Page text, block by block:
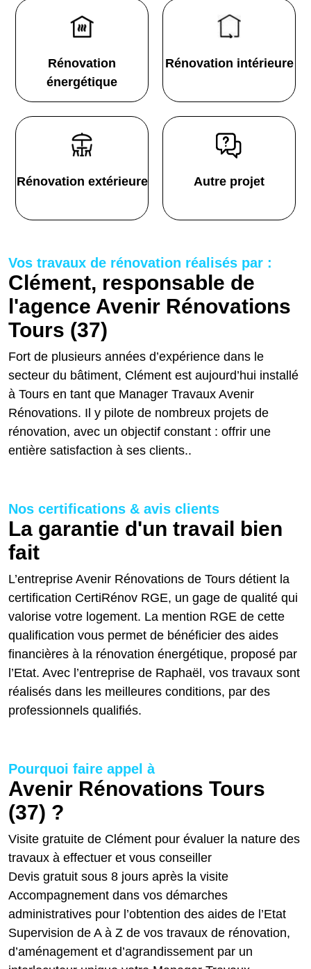
Rénovation
énergétique
Rénovation intérieure
Rénovation extérieure Autre projet
Vos travaux de rénovation réalisés par :
Clément, responsable de
l'agence Avenir Rénovations
Tours (37)
Fort de plusieurs années d’expérience dans le
secteur du bâtiment, Clément est aujourd’hui installé
à Tours en tant que Manager Travaux Avenir
Rénovations. Il y pilote de nombreux projets de
rénovation, avec un objectif constant : offrir une
entière satisfaction à ses clients..
Nos certifications & avis clients
La garantie d'un travail bien
fait
L’entreprise Avenir Rénovations de Tours détient la
certification CertiRénov RGE, un gage de qualité qui
valorise votre logement. La mention RGE de cette
qualification vous permet de bénéficier des aides
financières à la rénovation énergétique, proposé par
l’Etat. Avec l’entreprise de Raphaël, vos travaux sont
réalisés dans les meilleures conditions, par des
professionnels qualifiés.
Pourquoi faire appel à
Avenir Rénovations Tours
(37) ?
Visite gratuite de Clément pour évaluer la nature des
travaux à effectuer et vous conseiller
Devis gratuit sous 8 jours après la visite
Accompagnement dans vos démarches
administratives pour l’obtention des aides de l’Etat
Supervision de A à Z de vos travaux de rénovation,
d’aménagement et d’agrandissement par un